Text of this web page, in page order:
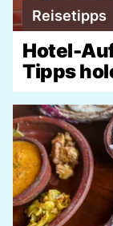
Reisetipps
Hotel-
Tipps